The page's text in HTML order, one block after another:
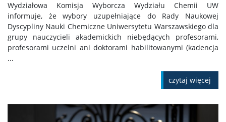
Wydziałowa Komisja Wyborcza Wydziału Chemii UW
informuje, że wybory uzupełniające do Rady Naukowej
Dyscypliny Nauki Chemiczne Uniwersytetu Warszawskiego dla
grupy nauczycieli akademickich niebędących profesorami,
profesorami uczelni ani doktorami habilitowanymi (kadencja
...
czytaj więcej